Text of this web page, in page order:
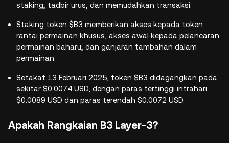
staking, tadbir urus, dan memudahkan transaksi.
Staking token $B3 memberikan akses kepada token
rantai permainan khusus, akses awal kepada pelancaran
permainan baharu, dan ganjaran tambahan dalam
permainan.
Setakat 13 Februari 2025, token $B3 didagangkan pada
sekitar $0.0074 USD, dengan paras tertinggi intrahari
$0.0089 USD dan paras terendah $0.0072 USD.
Apakah Rangkaian B3 Layer-3?